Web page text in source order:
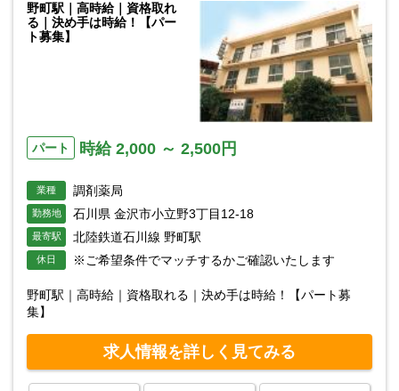
野町駅｜高時給｜資格取れ
る｜決め手は時給！【パー
ト募集】
パート 時給 2,000 ～ 2,500円
業種 調剤薬局
勤務地 石川県 金沢市小立野3丁目12-18
最寄駅 北陸鉄道石川線 野町駅
休日 ※ご希望条件でマッチするかご確認いたします
野町駅｜高時給｜資格取れる｜決め手は時給！【パート募
集】
求人情報を詳しく見てみる